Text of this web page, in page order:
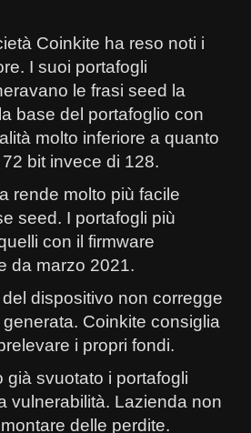
Coinkite ha reso noti i
I suoi portafogli
le frasi seed la
base del portafoglio con
molto inferiore a quanto
bit invece di 128.
rende molto più facile
seed. I portafogli più
con il firmware
da marzo 2021.
dispositivo non corregge
Coinkite consiglia
i propri fondi.
già svuotato i portafogli
vulnerabilità. Lazienda non
delle perdite.